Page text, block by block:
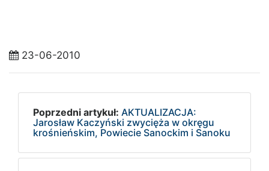
23-06-2010
Poprzedni artykuł: AKTUALIZACJA:
Jarosław Kaczyński zwycięża w okręgu
krośnieńskim, Powiecie Sanockim i Sanoku